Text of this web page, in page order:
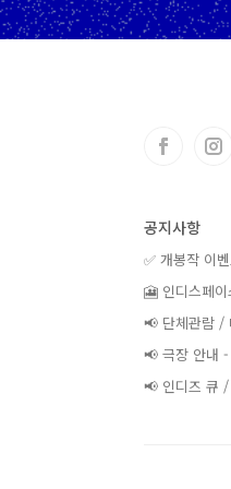
공지사항
✅ 개봉작 이
🎦 인디스페
📢 단체관람 /
📢 극장 안내
📢 인디즈 큐